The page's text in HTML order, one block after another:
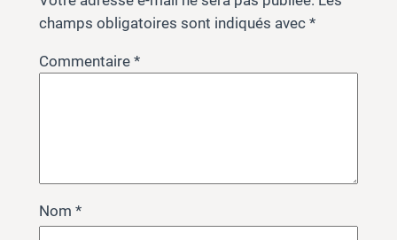
champs obligatoires sont indiqués avec *
Commentaire *
Nom *